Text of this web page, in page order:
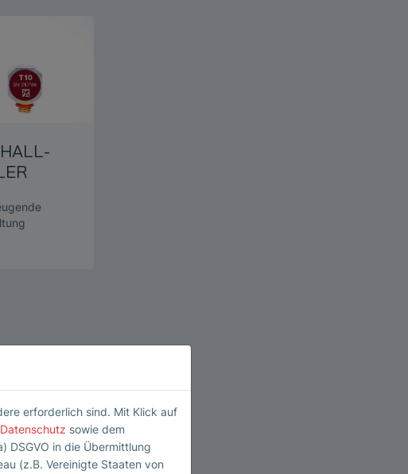
erforderlich sind. Mit Klick auf
Datenschutz sowie dem
DSGVO in die Übermittlung
(z.B. Vereinigte Staaten von